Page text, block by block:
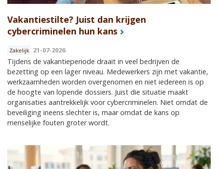
Vakantiestilte? Juist dan krijgen
cybercriminelen hun kans
Zakelijk 21-07-2026
Tijdens de vakantieperiode draait in veel bedrijven de
bezetting op een lager niveau. Medewerkers zijn met vakantie,
werkzaamheden worden overgenomen en niet iedereen is op
de hoogte van lopende dossiers. Juist die situatie maakt
organisaties aantrekkelijk voor cybercriminelen. Niet omdat de
beveiliging ineens slechter is, maar omdat de kans op
menselijke fouten groter wordt.